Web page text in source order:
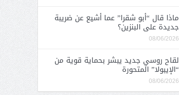
ماذا قال “أبو شقرا” عما أشيع عن ضريبة
جديدة على البنزين؟
08/06/2026
لقاح روسي جديد يبشر بحماية قوية من
“الإيبولا” المتحورة
08/06/2026